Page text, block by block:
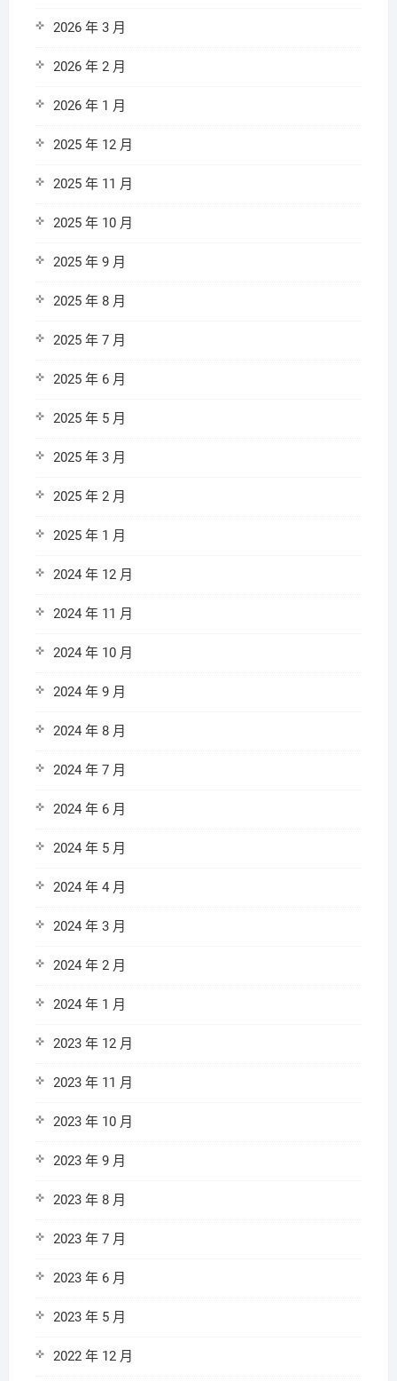
2026 年 3 月
2026 年 2 月
2026 年 1 月
2025 年 12 月
2025 年 11 月
2025 年 10 月
2025 年 9 月
2025 年 8 月
2025 年 7 月
2025 年 6 月
2025 年 5 月
2025 年 3 月
2025 年 2 月
2025 年 1 月
2024 年 12 月
2024 年 11 月
2024 年 10 月
2024 年 9 月
2024 年 8 月
2024 年 7 月
2024 年 6 月
2024 年 5 月
2024 年 4 月
2024 年 3 月
2024 年 2 月
2024 年 1 月
2023 年 12 月
2023 年 11 月
2023 年 10 月
2023 年 9 月
2023 年 8 月
2023 年 7 月
2023 年 6 月
2023 年 5 月
2022 年 12 月